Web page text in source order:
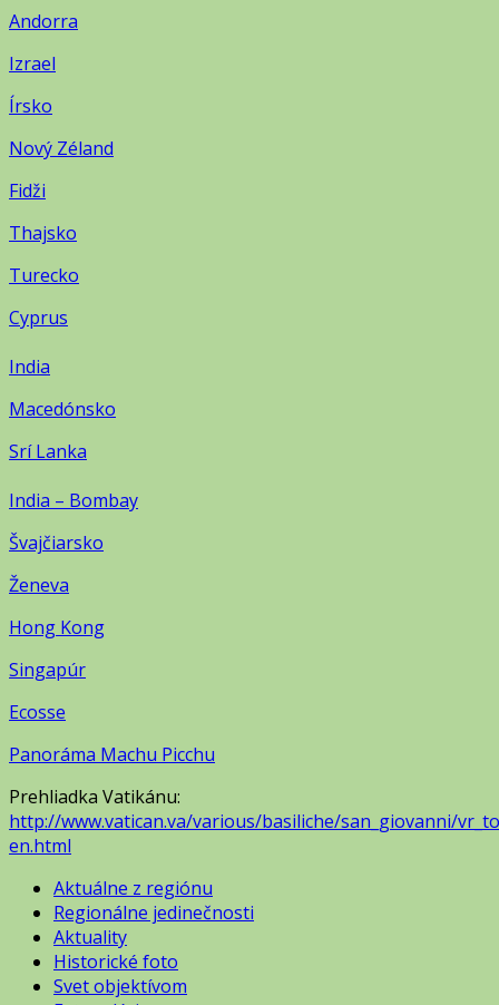
Andorra
Izrael
Írsko
Nový Zéland
Fidži
Thajsko
Turecko
Cyprus
India
Macedónsko
Srí Lanka
India – Bombay
Švajčiarsko
Ženeva
Hong Kong
Singapúr
Ecosse
Panoráma Machu Picchu
Prehliadka Vatikánu:
http://www.vatican.va/various/basiliche/san_giovanni/
en.html
Aktuálne z regiónu
Regionálne jedinečnosti
Aktuality
Historické foto
Svet objektívom